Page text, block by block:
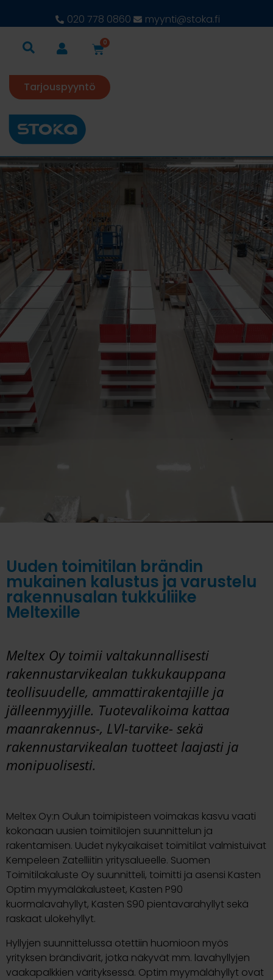
020 778 0860 myynti@stoka.fi
0
Tarjouspyyntö
Uuden toimitilan brändin
mukainen kalustus ja varustelu
rakennusalan tukkuliike
Meltexille
Meltex Oy toimii valtakunnallisesti
rakennustarvikealan tukkukauppana
teollisuudelle, ammattirakentajille ja
jälleenmyyjille. Tuotevalikoima kattaa
maanrakennus-, LVI-tarvike- sekä
rakennustarvikealan tuotteet laajasti ja
monipuolisesti.
Meltex Oy:n Oulun toimipisteen voimakas kasvu vaati
kokonaan uusien toimitilojen suunnittelun ja
rakentamisen. Uudet nykyaikaiset toimitilat valmistuivat
Kempeleen Zatelliitin yritysalueelle. Suomen
Toimitilakaluste Oy suunnitteli, toimitti ja asensi Kasten
Optim myymäläkalusteet, Kasten P90
kuormalavahyllyt, Kasten S90 pientavarahyllyt sekä
raskaat ulokehyllyt.
Hyllyjen suunnittelussa otettiin huomioon myös
yrityksen brändivärit, jotka näkyvät mm. lavahyllyjen
vaakapalkkien värityksessä. Optim myymälähyllyt ovat